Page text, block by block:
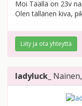
Moi Täällä on 23v
Olen tällänen kiva,
Liity ja ota yhteyttä
ladyluck_ Nainen